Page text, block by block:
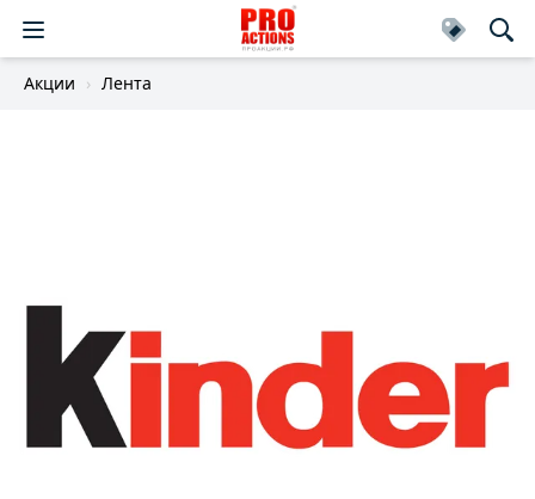
Акции Лента